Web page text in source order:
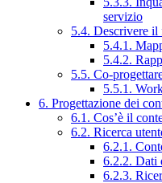
servizio
5.4. Descrivere
5.4.1.
5.4.2.
5.5. Co-
5.5.1.
6. Progettazione dei
6.1. Cos’è il
6.2. Ricerca
6.2.1.
6.2.2. Dati
6.2.3.